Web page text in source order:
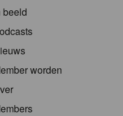
beeld
worden